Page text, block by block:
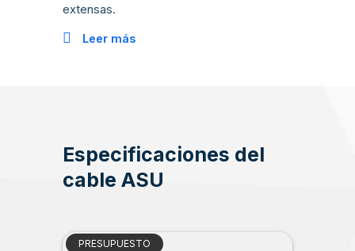
extensas.
Leer más
Especificaciones del
cable ASU
PRESUPUESTO